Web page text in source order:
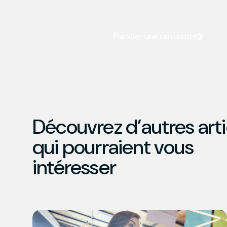
Découvrez d’autres
qui pourraient vous
intéresser